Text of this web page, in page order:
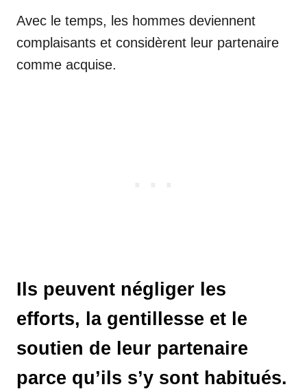
Avec le temps, les hommes deviennent
complaisants et considèrent leur partenaire
comme acquise.
Ils peuvent négliger les
efforts, la gentillesse et le
soutien de leur partenaire
parce qu’ils s’y sont habitués.